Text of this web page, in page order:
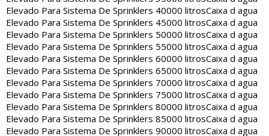
Elevado Para Sistema De Sprinklers 40000 litrosCaixa d agua
Elevado Para Sistema De Sprinklers 45000 litrosCaixa d agua
Elevado Para Sistema De Sprinklers 50000 litrosCaixa d agua
Elevado Para Sistema De Sprinklers 55000 litrosCaixa d agua
Elevado Para Sistema De Sprinklers 60000 litrosCaixa d agua
Elevado Para Sistema De Sprinklers 65000 litrosCaixa d agua
Elevado Para Sistema De Sprinklers 70000 litrosCaixa d agua
Elevado Para Sistema De Sprinklers 75000 litrosCaixa d agua
Elevado Para Sistema De Sprinklers 80000 litrosCaixa d agua
Elevado Para Sistema De Sprinklers 85000 litrosCaixa d agua
Elevado Para Sistema De Sprinklers 90000 litrosCaixa d agua